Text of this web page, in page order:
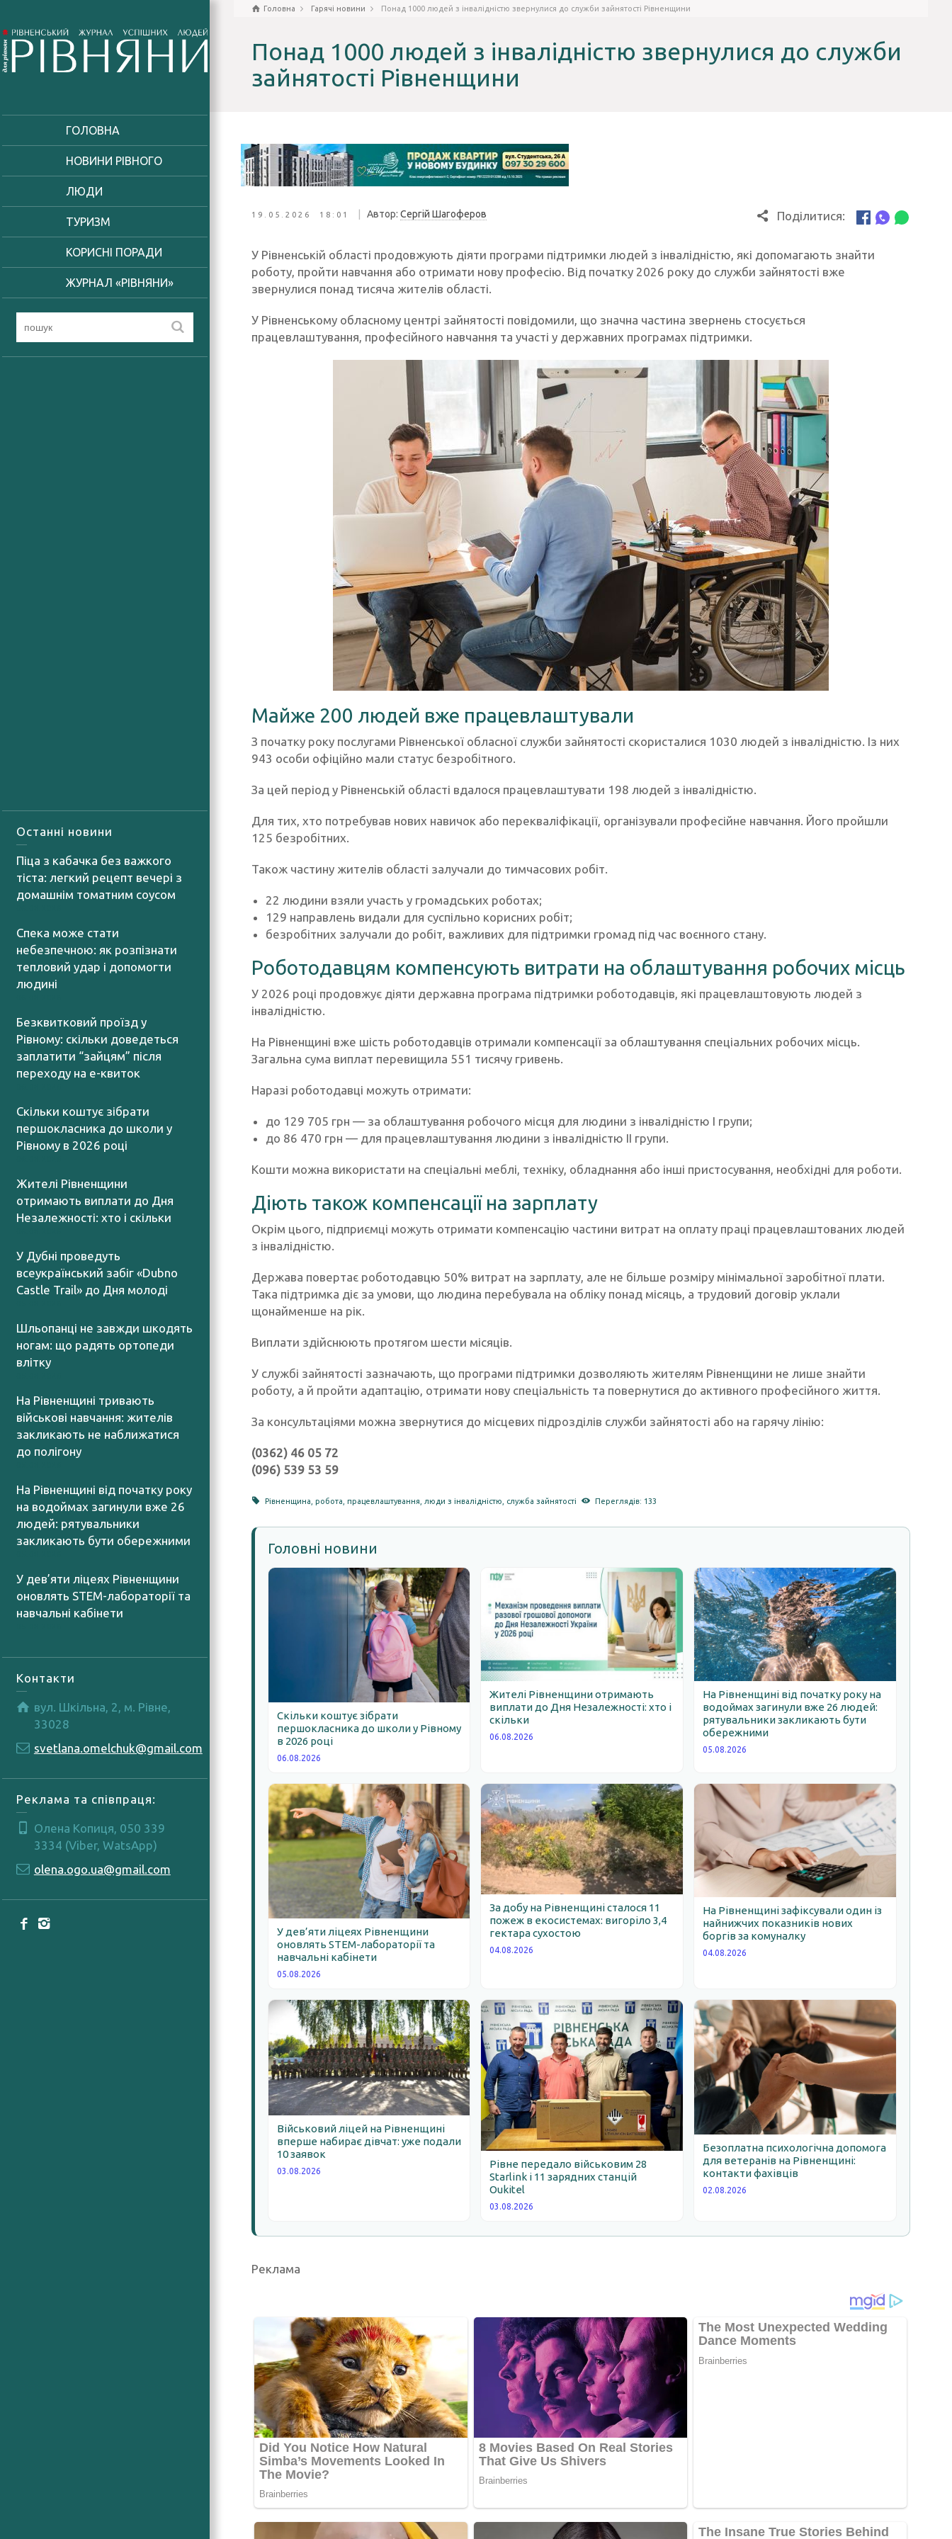
ГОЛОВНА
НОВИНИ РІВНОГО
ЛЮДИ
ТУРИЗМ
КОРИСНІ ПОРАДИ
ЖУРНАЛ «РІВНЯНИ»
Останні новини
Піца з кабачка без важкого
тіста: легкий рецепт вечері з
домашнім томатним соусом
Спека може стати
небезпечною: як розпізнати
тепловий удар і допомогти
людині
Безквитковий проїзд у
Рівному: скільки доведеться
заплатити “зайцям” після
переходу на е-квиток
Скільки коштує зібрати
першокласника до школи у
Рівному в 2026 році
Жителі Рівненщини
отримають виплати до Дня
Незалежності: хто і скільки
У Дубні проведуть
всеукраїнський забіг «Dubno
Castle Trail» до Дня молоді
Шльопанці не завжди шкодять
ногам: що радять ортопеди
влітку
На Рівненщині тривають
військові навчання: жителів
закликають не наближатися
до полігону
На Рівненщині від початку року
на водоймах загинули вже 26
людей: рятувальники
закликають бути обережними
У дев’яти ліцеях Рівненщини
оновлять STEM-лабораторії та
навчальні кабінети
Контакти
вул. Шкільна, 2, м. Рівне,
33028
svetlana.omelchuk@gmail.com
Реклама та співпраця:
Олена Копиця, 050 339
3334 (Viber, WatsApp)
olena.ogo.ua@gmail.com
Головна Гарячі новини Понад 1000 людей з інвалідністю звернулися до служби зайнятості Рівненщини
Понад 1000 людей з інвалідністю звернулися до служби
зайнятості Рівненщини
19.05.2026 18:01 Автор: Сергій Шагоферов Поділитися:
У Рівненській області продовжують діяти програми підтримки людей з інвалідністю, які допомагають знайти
роботу, пройти навчання або отримати нову професію. Від початку 2026 року до служби зайнятості вже
звернулися понад тисяча жителів області.
У Рівненському обласному центрі зайнятості повідомили, що значна частина звернень стосується
працевлаштування, професійного навчання та участі у державних програмах підтримки.
Майже 200 людей вже працевлаштували
З початку року послугами Рівненської обласної служби зайнятості скористалися 1030 людей з інвалідністю. Із них
943 особи офіційно мали статус безробітного.
За цей період у Рівненській області вдалося працевлаштувати 198 людей з інвалідністю.
Для тих, хто потребував нових навичок або перекваліфікації, організували професійне навчання. Його пройшли
125 безробітних.
Також частину жителів області залучали до тимчасових робіт.
22 людини взяли участь у громадських роботах;
129 направлень видали для суспільно корисних робіт;
безробітних залучали до робіт, важливих для підтримки громад під час воєнного стану.
Роботодавцям компенсують витрати на облаштування робочих місць
У 2026 році продовжує діяти державна програма підтримки роботодавців, які працевлаштовують людей з
інвалідністю.
На Рівненщині вже шість роботодавців отримали компенсації за облаштування спеціальних робочих місць.
Загальна сума виплат перевищила 551 тисячу гривень.
Наразі роботодавці можуть отримати:
до 129 705 грн — за облаштування робочого місця для людини з інвалідністю І групи;
до 86 470 грн — для працевлаштування людини з інвалідністю ІІ групи.
Кошти можна використати на спеціальні меблі, техніку, обладнання або інші пристосування, необхідні для роботи.
Діють також компенсації на зарплату
Окрім цього, підприємці можуть отримати компенсацію частини витрат на оплату праці працевлаштованих людей
з інвалідністю.
Держава повертає роботодавцю 50% витрат на зарплату, але не більше розміру мінімальної заробітної плати.
Така підтримка діє за умови, що людина перебувала на обліку понад місяць, а трудовий договір уклали
щонайменше на рік.
Виплати здійснюють протягом шести місяців.
У службі зайнятості зазначають, що програми підтримки дозволяють жителям Рівненщини не лише знайти
роботу, а й пройти адаптацію, отримати нову спеціальність та повернутися до активного професійного життя.
За консультаціями можна звернутися до місцевих підрозділів служби зайнятості або на гарячу лінію:
(0362) 46 05 72
(096) 539 53 59
Рівненщина ,робота ,працевлаштування люди з інвалідністю служба зайнятості Переглядів: 133
Головні новини
Скільки коштує зібрати
першокласника до школи у Рівному
в 2026 році
06.08.2026
Жителі Рівненщини отримають
виплати до Дня Незалежності: хто і
скільки
06.08.2026
На Рівненщині від початку року на
водоймах загинули вже 26 людей:
рятувальники закликають бути
обережними
05.08.2026
У дев’яти ліцеях Рівненщини
оновлять STEM-лабораторії та
навчальні кабінети
05.08.2026
За добу на Рівненщині сталося 11
пожеж в екосистемах: вигоріло 3,4
гектара сухостою
04.08.2026
На Рівненщині зафіксували один із
найнижчих показників нових
боргів за комуналку
04.08.2026
Військовий ліцей на Рівненщині
вперше набирає дівчат: уже подали
10 заявок
03.08.2026
Рівне передало військовим 28
Starlink і 11 зарядних станцій
Oukitel
03.08.2026
Безоплатна психологічна допомога
для ветеранів на Рівненщині:
контакти фахівців
02.08.2026
Реклама